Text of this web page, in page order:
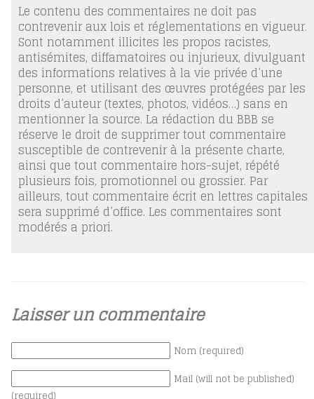
Le contenu des commentaires ne doit pas
contrevenir aux lois et réglementations en vigueur.
Sont notamment illicites les propos racistes,
antisémites, diffamatoires ou injurieux, divulguant
des informations relatives à la vie privée d’une
personne, et utilisant des œuvres protégées par les
droits d’auteur (textes, photos, vidéos…) sans en
mentionner la source. La rédaction du BBB se
réserve le droit de supprimer tout commentaire
susceptible de contrevenir à la présente charte,
ainsi que tout commentaire hors-sujet, répété
plusieurs fois, promotionnel ou grossier. Par
ailleurs, tout commentaire écrit en lettres capitales
sera supprimé d’office. Les commentaires sont
modérés a priori.
Laisser un commentaire
Nom (required)
Mail (will not be published)
(required)